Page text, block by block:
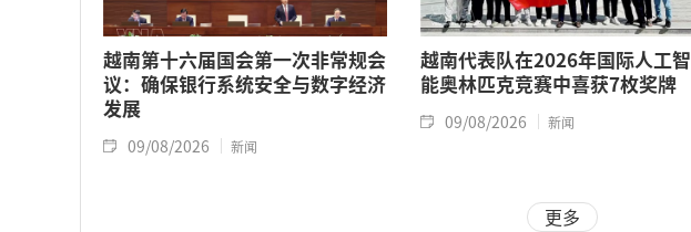
越南第十六届国会第一次非常规会
议：确保银行系统安全与数字经济
发展
09/08/2026 新闻
越南代表队在2026年国际人工智
能奥林匹克竞赛中喜获7枚奖牌
09/08/2026 新闻
更多